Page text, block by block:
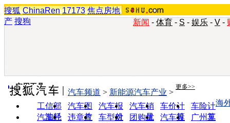
搜狐 ChinaRen 17173 焦点房地
产 搜狗 新闻 - 体育 - S - 娱乐 - V -
实用工具 更多>>
工信部
油耗
汽车图
片
汽车报
价
汽车销
量
车价计
算
车险计
算
汽车经
违章查
车型对
团购优
汽车投
广州车
汽车频道 > 新能源汽车产业 >
海